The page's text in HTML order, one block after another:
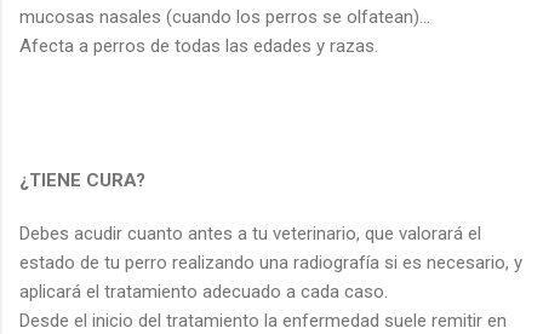
mucosas nasales (cuando los perros se olfatean)...
Afecta a perros de todas las edades y razas.
¿TIENE CURA?
Debes acudir cuanto antes a tu veterinario, que valorará el
estado de tu perro realizando una radiografía si es necesario, y
aplicará el tratamiento adecuado a cada caso.
Desde el inicio del tratamiento la enfermedad suele remitir en